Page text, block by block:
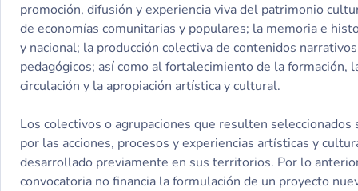
promoción, difusión y experiencia viva del patrimonio
de economías comunitarias y populares; la memoria e
y nacional; la producción colectiva de contenidos
pedagógicos; así como al fortalecimiento de la formación,
circulación y la apropiación artística y cultural.
Los colectivos o agrupaciones que resulten seleccionados
por las acciones, procesos y experiencias artísticas y
desarrollado previamente en sus territorios. Por lo
convocatoria no financia la formulación de un proyecto